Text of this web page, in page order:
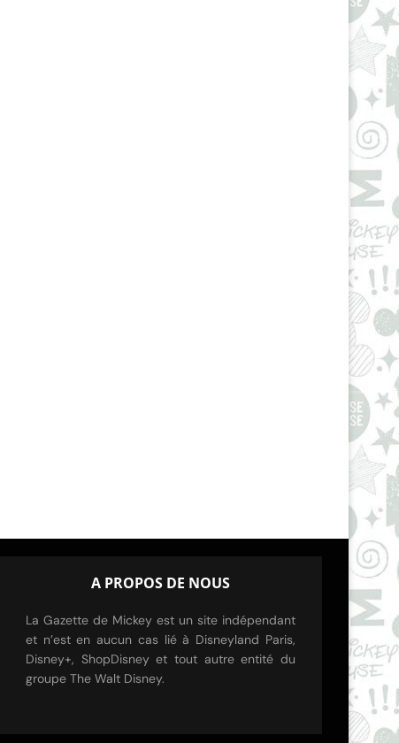
A PROPOS DE NOUS
La Gazette de Mickey est un site indépendant
et n’est en aucun cas lié à Disneyland Paris,
Disney+, ShopDisney et tout autre entité du
groupe The Walt Disney.